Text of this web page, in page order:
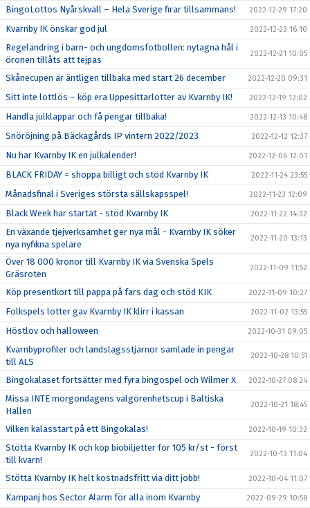
BingoLottos Nyårskväll – Hela Sverige firar tillsammans! 2022-12-29 17:20
Kvarnby IK önskar god jul 2022-12-23 16:10
Regeländring i barn- och ungdomsfotbollen: nytagna hål i
öronen tillåts att tejpas
2022-12-21 10:05
Skånecupen är äntligen tillbaka med start 26 december 2022-12-20 09:31
Sitt inte lottlös – köp era Uppesittarlotter av Kvarnby IK! 2022-12-19 12:02
Handla julklappar och få pengar tillbaka! 2022-12-13 10:48
Snöröjning på Bäckagårds IP vintern 2022/2023 2022-12-12 12:37
Nu har Kvarnby IK en julkalender! 2022-12-06 12:01
BLACK FRIDAY = shoppa billigt och stöd Kvarnby IK 2022-11-24 23:55
Månadsfinal i Sveriges största sällskapsspel! 2022-11-23 12:09
Black Week har startat - stöd Kvarnby IK 2022-11-22 14:32
En växande tjejverksamhet ger nya mål - Kvarnby IK söker
nya nyfikna spelare
2022-11-20 13:13
Över 18 000 kronor till Kvarnby IK via Svenska Spels
Gräsroten
2022-11-09 11:52
Köp presentkort till pappa på fars dag och stöd KIK 2022-11-09 10:27
Folkspels lotter gav Kvarnby IK klirr i kassan 2022-11-02 13:55
Höstlov och halloween 2022-10-31 09:05
Kvarnbyprofiler och landslagsstjärnor samlade in pengar
till ALS
2022-10-28 10:51
Bingokalaset fortsätter med fyra bingospel och Wilmer X 2022-10-27 08:24
Missa INTE morgondagens välgörenhetscup i Baltiska
Hallen
2022-10-21 18:45
Vilken kalasstart på ett Bingokalas! 2022-10-19 10:32
Stötta Kvarnby IK och köp biobiljetter för 105 kr/st - först
till kvarn!
2022-10-13 11:04
Stötta Kvarnby IK helt kostnadsfritt via ditt jobb! 2022-10-04 11:07
Kampanj hos Sector Alarm för alla inom Kvarnby 2022-09-29 10:58